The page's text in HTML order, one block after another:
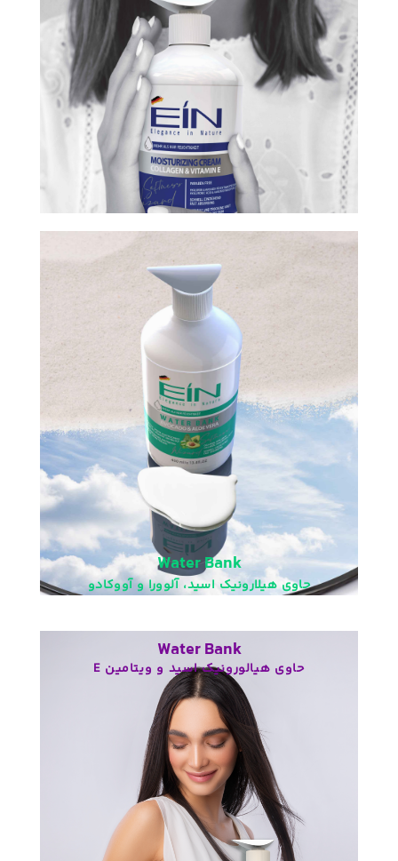
Softness Wizard
Revitalizing, Moisturizing & Hydrating
Water Bank
حاوی هیلارونیک اسید، آلوورا و آووکادو
Softness Wizard
Rejuvenating, Moisturizing & Hydrating
Water Bank
حاوی هیالورونیک اسید و ویتامین E